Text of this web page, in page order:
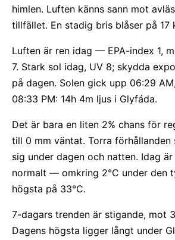
himlen. Luften känns sann mot
tillfället. En stadig bris blåser på 17
Luften är ren idag — EPA-index 1,
7. Stark sol idag, UV 8; skydda
på dagen. Solen gick upp 06:29
08:33 PM: 14h 4m ljus i Glyfáda.
Det är bara en liten 2% chans för
till 0 mm väntat. Torra förhållanden
sig under dagen och natten. Idag
normalt — omkring 2°C under den
högsta på 33°C.
7-dagars trenden är stigande, mot
Dagens högsta ligger långt under